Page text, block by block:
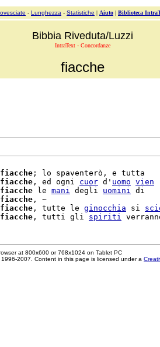
- Lunghezza - Statistiche | Aiuto | Biblioteca
Bibbia Riveduta/Luzzi
IntraText - Concordanze
fiacche
fiacche ; lo spaventerò, e tutta
fiacche , ed ogni cuor d' uomo vien
fiacche le mani degli uomini di
fiacche , ~
fiacche , tutte le ginocchia si
fiacche , tutti gli spiriti
at 800x600 or 768x1024 on Tablet PC
1996-2007. Content in this page is licensed under a